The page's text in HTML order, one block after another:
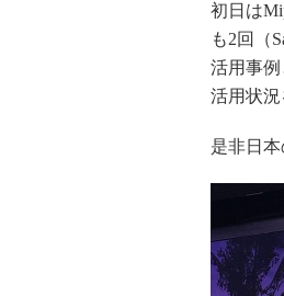
初日は
も2回（
活用事例
活用状況
是非日